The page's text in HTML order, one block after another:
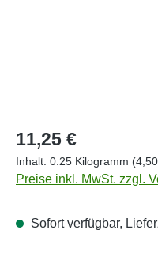
Regulärer Preis:
11,25 €
Inhalt: 0.25 Kilogramm
Preise inkl. MwSt. zzgl.
Sofort verfügbar,